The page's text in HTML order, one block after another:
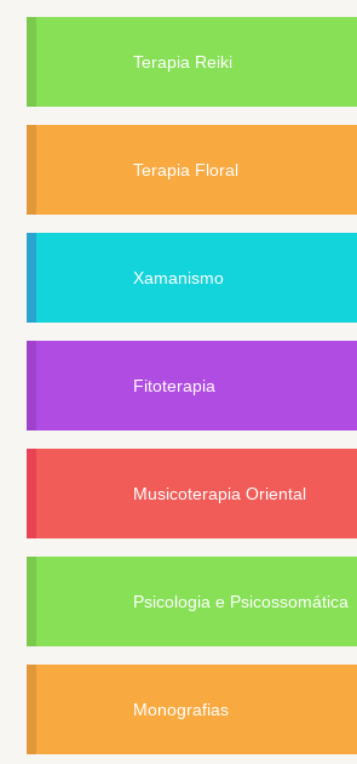
Terapia Reiki
Terapia Floral
Xamanismo
Fitoterapia
Musicoterapia Oriental
Psicologia e Psicossomática
Monografias